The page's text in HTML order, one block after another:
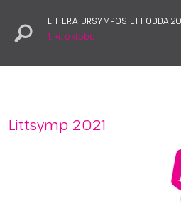
LITTERATURSYMPOSIET I ODDA
1.–4. oktober
Littsymp 2021